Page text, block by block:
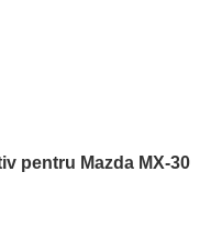
pentru Mazda MX-30